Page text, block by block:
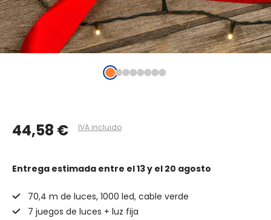
44,58 € IVA incluido
Entrega estimada entre el 13 y el 20 agosto
70,4 m de luces, 1000 led, cable verde
7 juegos de luces + luz fija